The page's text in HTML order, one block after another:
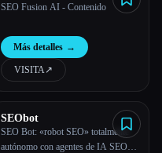
SEO Fusion AI - Contenido
Más detalles →
VISITA↗︎
SEObot
SEO Bot: «robot SEO» totalmente
autónomo con agentes de IA SEO